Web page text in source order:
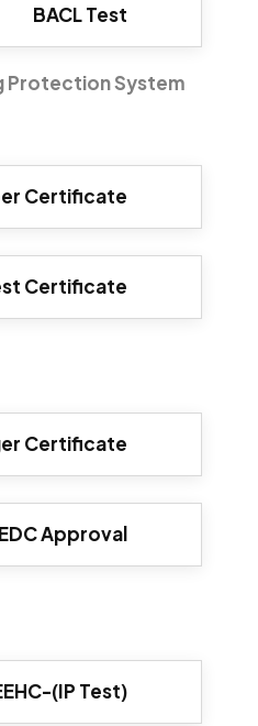
BACL Test
Protection System
Certificate
Certificate
Certificate
Approval
(IP Test)